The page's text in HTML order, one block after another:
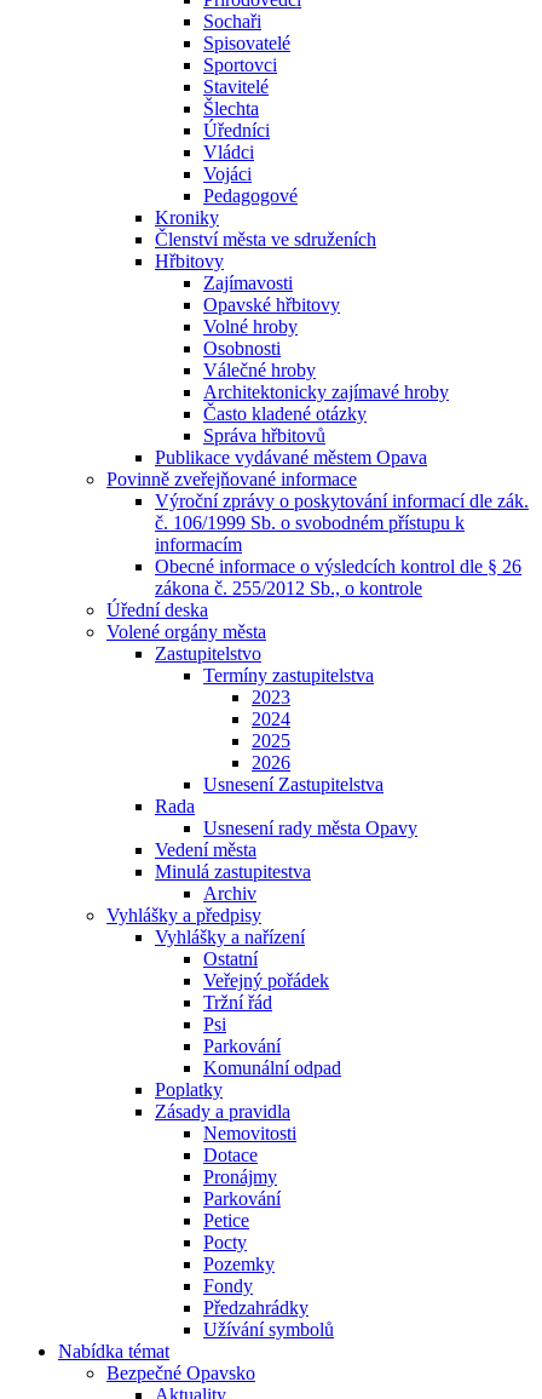
Sochaři
Spisovatelé
Sportovci
Stavitelé
Šlechta
Úředníci
Vládci
Vojáci
Pedagogové
Kroniky
Členství města ve sdruženích
Hřbitovy
Zajímavosti
Opavské hřbitovy
Volné hroby
Osobnosti
Válečné hroby
Architektonicky zajímavé hroby
Často kladené otázky
Správa hřbitovů
Publikace vydávané městem Opava
Povinně zveřejňované informace
Výroční zprávy o poskytování informací dle zák.
č. 106/1999 Sb. o svobodném přístupu k
informacím
Obecné informace o výsledcích kontrol dle § 26
zákona č. 255/2012 Sb., o kontrole
Úřední deska
Volené orgány města
Zastupitelstvo
Termíny zastupitelstva
2023
2024
2025
2026
Usnesení Zastupitelstva
Rada
Usnesení rady města Opavy
Vedení města
Minulá zastupitestva
Archiv
Vyhlášky a předpisy
Vyhlášky a nařízení
Ostatní
Veřejný pořádek
Tržní řád
Psi
Parkování
Komunální odpad
Poplatky
Zásady a pravidla
Nemovitosti
Dotace
Pronájmy
Parkování
Petice
Pocty
Pozemky
Fondy
Předzahrádky
Užívání symbolů
Nabídka témat
Bezpečné Opavsko